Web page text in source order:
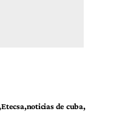
Etecsa noticias de cuba